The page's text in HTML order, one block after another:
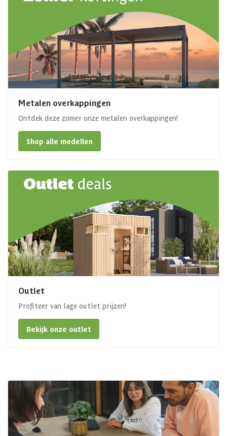
Metalen overkappingen
Ontdek deze zomer onze metalen overkappingen!
Shop alle modellen
Outlet
Profiteer van lage outlet prijzen!
Bekijk onze outlet